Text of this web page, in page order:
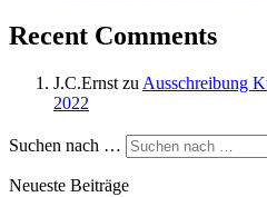
Recent Comments
J.C.Ernst zu Ausschreibung
2022
Suchen nach …
Neueste Beiträge